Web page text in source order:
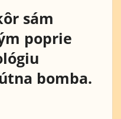
sám
poprie
bomba.